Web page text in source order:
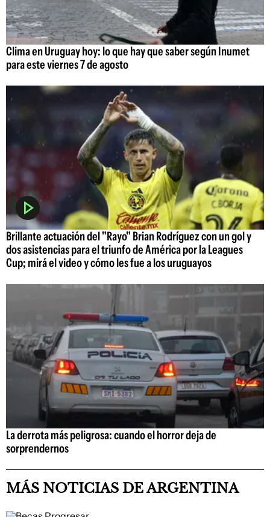
Clima en Uruguay hoy: lo que hay que saber según Inumet
para este viernes 7 de agosto
Brillante actuación del "Rayo" Brian Rodríguez con un gol y
dos asistencias para el triunfo de América por la Leagues
Cup; mirá el video y cómo les fue a los uruguayos
La derrota más peligrosa: cuando el horror deja de
sorprendernos
MÁS NOTICIAS DE ARGENTINA